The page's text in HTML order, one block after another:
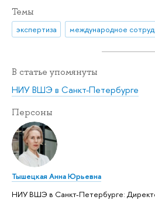
Темы
экспертиза
В статье упомянуты
НИУ ВШЭ в Санкт-Петербурге
Персоны
Тышецкая Анна Юрьевна
НИУ ВШЭ в Санкт-Петербурге: